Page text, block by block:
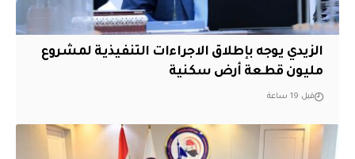
الزيدي يوجه بإطلاق الاجراءات التنفيذية لمشروع
مليون قطعة أرض سكنية
قبل 19 ساعة